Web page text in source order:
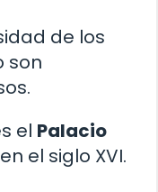
de los
son
el Palacio
el siglo XVI.